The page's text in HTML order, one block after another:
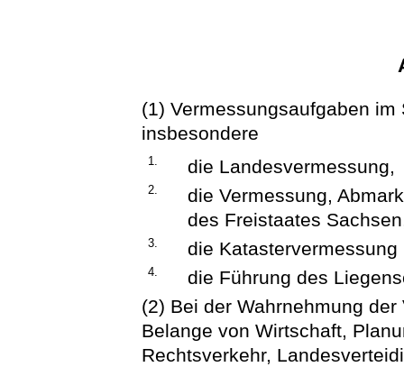
(1) Vermessungsaufgaben
insbesondere
1. die Landesvermessung,
2.
die Vermessung,
des Freistaates
3. die
4.
die Führung des
(2) Bei der Wahrnehmung
Belange von Wirtschaft,
Rechtsverkehr,